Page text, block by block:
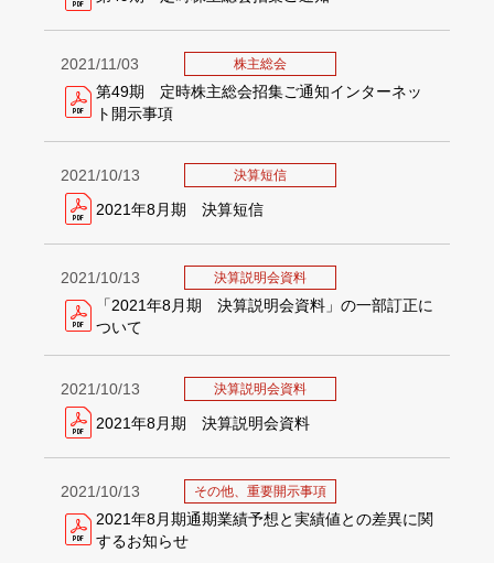
2021/11/03 株主総会
第49期 定時株主総会招集ご通知インターネッ
ト開示事項
2021/10/13 決算短信
2021年8月期 決算短信
2021/10/13 決算説明会資料
「2021年8月期 決算説明会資料」の一部訂正に
ついて
2021/10/13 決算説明会資料
2021年8月期 決算説明会資料
2021/10/13 その他、重要開示事項
2021年8月期通期業績予想と実績値との差異に関
するお知らせ